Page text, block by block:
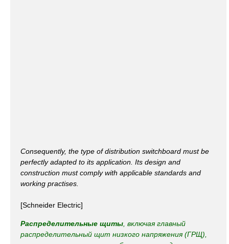
Consequently, the type of distribution switchboard must be
perfectly adapted to its application. Its design and
construction must comply with applicable standards and
working practises.
[Schneider Electric]
Распределительные щиты , включая главный
распределительный щит низкого напряжения (ГРЩ),